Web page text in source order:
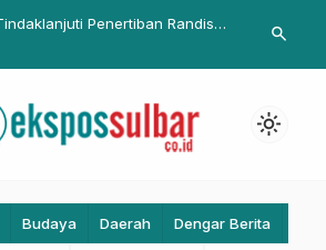
Penertiban Randis
15 Masih ‘Lenyap’
Retret
Menyatukan
search
light_mode
Budaya Daerah Dengar Berita